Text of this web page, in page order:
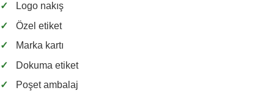
✓
Logo nakış
✓
Özel etiket
✓
Marka kartı
✓
Dokuma etiket
✓
Poşet ambalaj